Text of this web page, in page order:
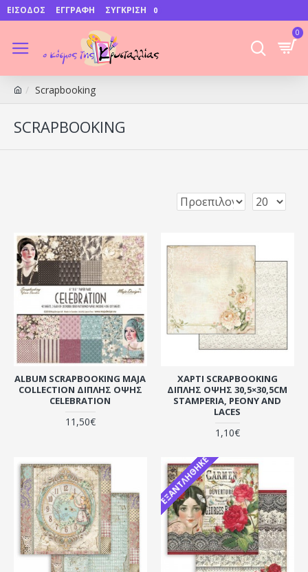
ΕΊΣΟΔΟΣ ΕΓΓΡΑΦΉ ΣΎΓΚΡΙΣΗ 0
0
Scrapbooking
SCRAPBOOKING
ALBUM SCRAPBOOKING MAJA
COLLECTION ΔΙΠΛΉΣ ΌΨΗΣ
CELEBRATION
11,50€
ΧΑΡΤΊ SCRAPBOOKING
ΔΙΠΛΉΣ ΌΨΗΣ 30,5×30,5CM
STAMPERIA, PEONY AND
LACES
1,10€
ΕΞΑΝΤΛΉΘΗΚΕ